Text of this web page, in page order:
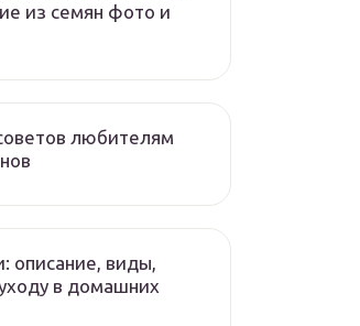
из семян фото и
любителям
описание, виды,
в домашних